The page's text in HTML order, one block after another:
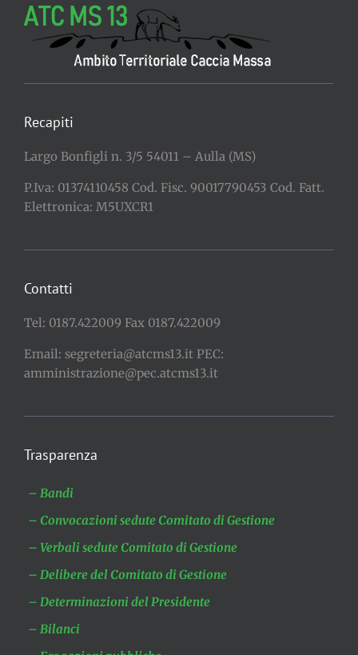
Recapiti
Largo Bonfigli n. 3/5 54011 – Aulla (MS)
P.Iva: 01374110458 Cod. Fisc. 90017790453 Cod. Fatt.
Elettronica: M5UXCR1
Contatti
Tel: 0187.422009 Fax 0187.422009
Email: segreteria@atcms13.it PEC:
amministrazione@pec.atcms13.it
Trasparenza
– Bandi
– Convocazioni sedute Comitato di Gestione
– Verbali sedute Comitato di Gestione
– Delibere del Comitato di Gestione
– Determinazioni del Presidente
– Bilanci